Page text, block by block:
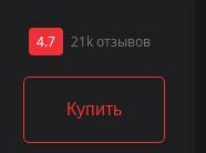
4.7 21k отзывов
Купить